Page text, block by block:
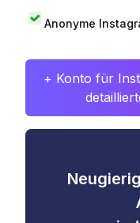
Anonyme
+ Konto für